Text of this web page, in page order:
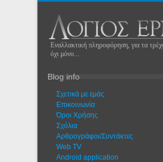
Εναλλακτική πληροφόρηση, για τα
όχι μόνο...
Blog info
Σχετικά με εμάς
Eπικοινωνία
Όροι Χρήσης
Σχόλια
Αρθρογράφοι/Συντάκτες
Web TV
Android application